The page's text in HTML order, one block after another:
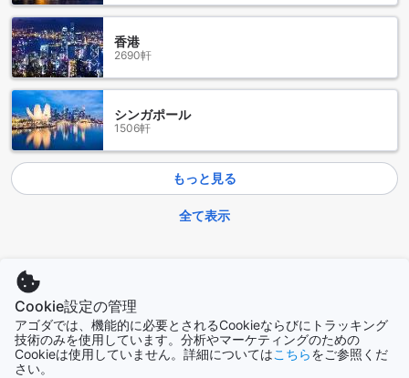
ため、外の新鮮な空気を楽しみながらリラックスすることが
できます。
さらに、客室には衛星放送やケーブルテレビが設置されてお
り、好きな番組を楽しむことができます。冷蔵庫も完備され
ているため、飲み物や軽食を冷やしておくことができ、コン
プリメンタリーのボトルウォーターやインスタントコーヒ
ー、紅茶もご用意しています。バスルームにはトイレタリー
が揃っており、タオルも豊富にご用意。遮光カーテンがある
ため、プライバシーを守りながら、静かな環境でお休みいた
ゴールデン ネスト サービス アパートメントのダイニング施設
をサポートするためのダイニング施設が充実しています。特
に、ルームサービスは24時間利用可能で、ゲストはお好きな
時間にお部屋で美味しい食事を楽しむことができます。多彩
なメニューから選べる料理は、タイの伝統的な味から国際色
豊かな料理まで幅広く取り揃えており、どなたでも満足いた
だけることでしょう。
香港
2690軒
シンガポール
1506軒
もっと見る
全て表示
今話題の都市
シドニー
オーストラリア
Cookie設定の管理
アゴダでは、機能的に必要とされるCookieならびにトラッキング
技術のみを使用しています。分析やマーケティングのための
Cookieは使用していません。詳細についてはこちらをご参照くだ
さい。